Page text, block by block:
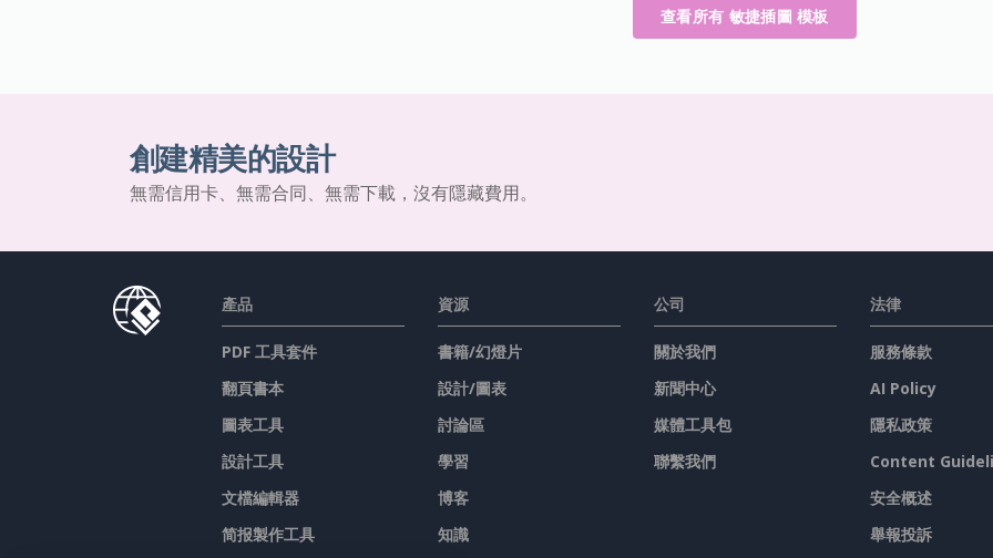
查看所有 敏捷插圖 模板
創建精美的設計
無需信用卡、無需合同、無需下載，沒有隱藏費用。
產品
PDF 工具套件
翻頁書本
圖表工具
設計工具
文檔編輯器
简报製作工具
資源
書籍/幻燈片
設計/圖表
討論區
學習
博客
知識
公司
關於我們
新聞中心
媒體工具包
聯繫我們
法律
服務條款
AI Policy
隱私政策
Content
安全概述
舉報投訴